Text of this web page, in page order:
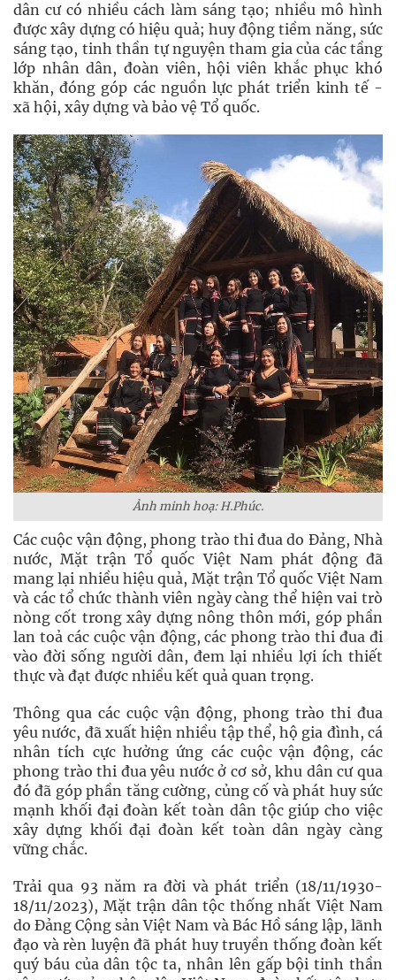
dân cư có nhiều cách làm sáng tạo; nhiều mô hình
được xây dựng có hiệu quả; huy động tiềm năng, sức
sáng tạo, tinh thần tự nguyện tham gia của các tầng
lớp nhân dân, đoàn viên, hội viên khắc phục khó
khăn, đóng góp các nguồn lực phát triển kinh tế -
xã hội, xây dựng và bảo vệ Tổ quốc.
Ảnh minh hoạ: H.Phúc.
Các cuộc vận động, phong trào thi đua do Đảng, Nhà
nước, Mặt trận Tổ quốc Việt Nam phát động đã
mang lại nhiều hiệu quả, Mặt trận Tổ quốc Việt Nam
và các tổ chức thành viên ngày càng thể hiện vai trò
nòng cốt trong xây dựng nông thôn mới, góp phần
lan toả các cuộc vận động, các phong trào thi đua đi
vào đời sống người dân, đem lại nhiều lợi ích thiết
thực và đạt được nhiều kết quả quan trọng.
Thông qua các cuộc vận động, phong trào thi đua
yêu nước, đã xuất hiện nhiều tập thể, hộ gia đình, cá
nhân tích cực hưởng ứng các cuộc vận động, các
phong trào thi đua yêu nước ở cơ sở, khu dân cư qua
đó đã góp phần tăng cường, củng cố và phát huy sức
mạnh khối đại đoàn kết toàn dân tộc giúp cho việc
xây dựng khối đại đoàn kết toàn dân ngày càng
vững chắc.
Trải qua 93 năm ra đời và phát triển (18/11/1930-
18/11/2023), Mặt trận dân tộc thống nhất Việt Nam
do Đảng Cộng sản Việt Nam và Bác Hồ sáng lập, lãnh
đạo và rèn luyện đã phát huy truyền thống đoàn kết
quý báu của dân tộc ta, nhân lên gấp bội tinh thần